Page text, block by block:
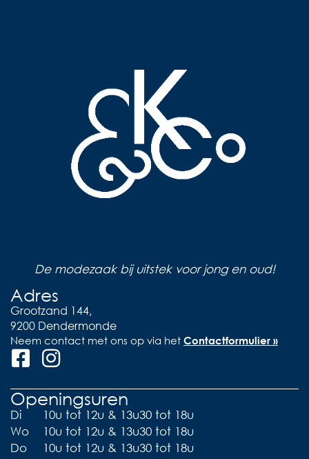
De modezaak bij uitstek voor jong en oud!
Adres
Grootzand 144,
9200 Dendermonde
Neem contact met ons op via het Contactformulier »
Openingsuren
Di
10u tot 12u & 13u30 tot 18u
Wo
10u tot 12u & 13u30 tot 18u
Do
10u tot 12u & 13u30 tot 18u